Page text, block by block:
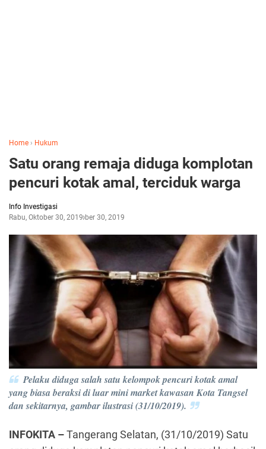
Home › Hukum
Satu orang remaja diduga komplotan
pencuri kotak amal, terciduk warga
Info Investigasi
Rabu, Oktober 30, 2019Oktober 30, 2019
Pelaku diduga salah satu kelompok pencuri kotak amal
yang biasa beraksi di luar mini market kawasan Kota Tangsel
dan sekitarnya, gambar ilustrasi (31/10/2019).
INFOKITA –Tangerang Selatan, (31/10/2019) Satu